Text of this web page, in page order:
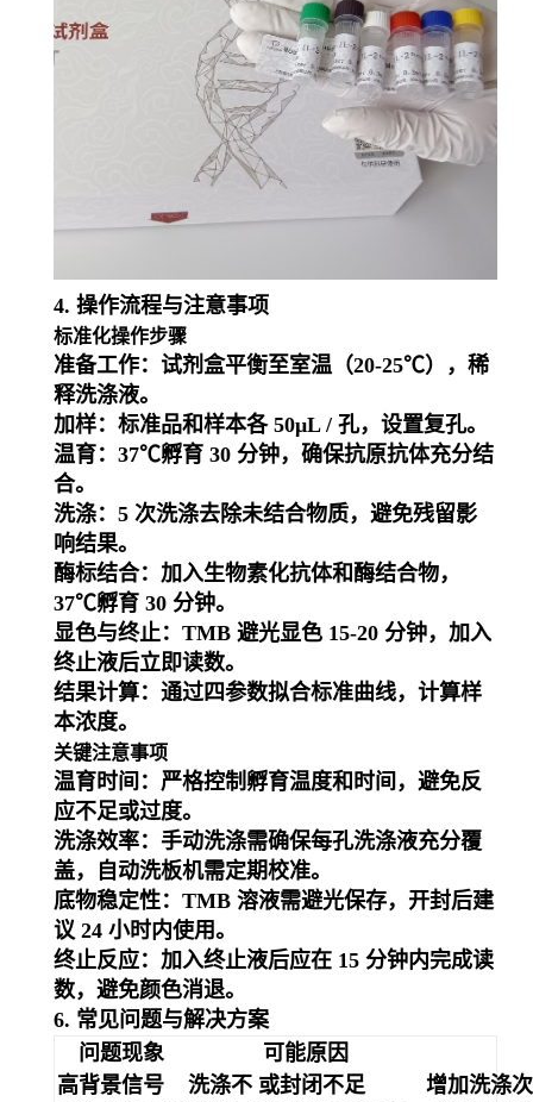
4. 操作流程与注意事项
标准化操作步骤
准备工作：试剂盒平衡至室温（20-25℃），稀
释洗涤液。
加样：标准品和样本各 50μL / 孔，设置复孔。
温育：37℃孵育 30 分钟，确保抗原抗体充分结
合。
洗涤：5 次洗涤去除未结合物质，避免残留影
响结果。
酶标结合：加入生物素化抗体和酶结合物，
37℃孵育 30 分钟。
显色与终止 ：TMB 避光显色 15-20 分钟，加入
终止液后立即读数。
结果计算：通过四参数拟合标准曲线，计算样
本浓度。
关键注意事项
温育时间 ：严格控制孵育温度和时间，避免反
应不足或过度。
洗涤效率：手动洗涤需确保每孔洗涤液充分覆
盖，自动洗板机需定期校准。
底物稳定性：TMB 溶液需避光保存，开封后建
议 24 小时内使用。
终止反应：加入终止液后应在 15 分钟内完成读
数，避免颜色消退。
6. 常见问题与解决方案
问题现象
可能原因
高背景信号
洗涤不 或封闭不足
增加洗涤